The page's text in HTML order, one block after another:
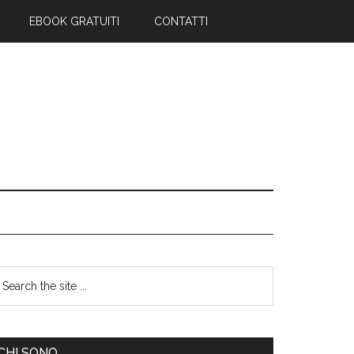
EBOOK GRATUITI CONTATTI